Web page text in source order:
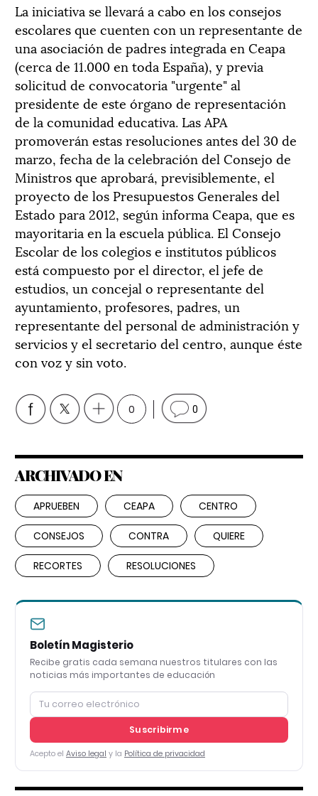
La iniciativa se llevará a cabo en los consejos
escolares que cuenten con un representante de
una asociación de padres integrada en Ceapa
(cerca de 11.000 en toda España), y previa
solicitud de convocatoria "urgente" al
presidente de este órgano de representación
de la comunidad educativa. Las APA
promoverán estas resoluciones antes del 30 de
marzo, fecha de la celebración del Consejo de
Ministros que aprobará, previsiblemente, el
proyecto de los Presupuestos Generales del
Estado para 2012, según informa Ceapa, que es
mayoritaria en la escuela pública. El Consejo
Escolar de los colegios e institutos públicos
está compuesto por el director, el jefe de
estudios, un concejal o representante del
ayuntamiento, profesores, padres, un
representante del personal de administración y
servicios y el secretario del centro, aunque éste
con voz y sin voto.
0 0
ARCHIVADO EN
APRUEBEN CEAPA CENTRO
CONSEJOS CONTRA QUIERE
RECORTES RESOLUCIONES
Boletín Magisterio
Recibe gratis cada semana nuestros titulares con las
noticias más importantes de educación
Suscribirme
Acepto el Aviso legal y la Política de privacidad